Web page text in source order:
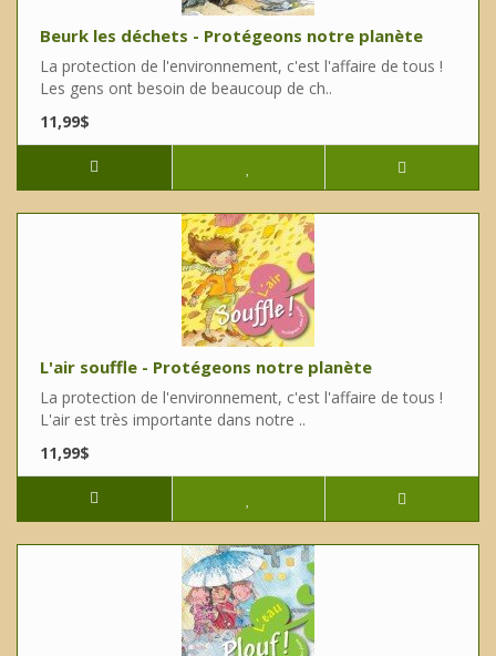
Beurk les déchets - Protégeons notre planète
La protection de l'environnement, c'est l'affaire de tous !
Les gens ont besoin de beaucoup de ch..
11,99$
L'air souffle - Protégeons notre planète
La protection de l'environnement, c'est l'affaire de tous !
L'air est très importante dans notre ..
11,99$